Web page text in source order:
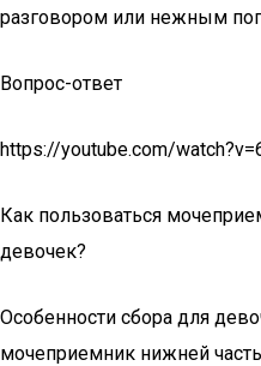
разговором или нежным
Вопрос-ответ
https://youtube.com/
Как пользоваться
девочек?
Особенности сбора для
мочеприемник нижней